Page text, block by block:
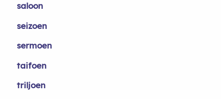
saloon
seizoen
sermoen
taifoen
triljoen